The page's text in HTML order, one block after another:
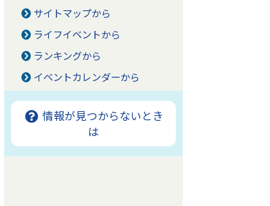
サイトマップから
ライフイベントから
ランキングから
イベントカレンダーから
情報が見つからないとき
は